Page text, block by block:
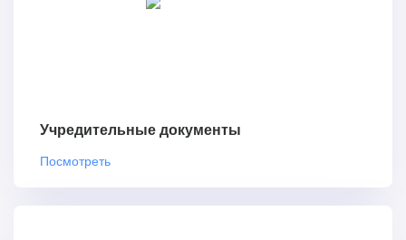
Учредительные документы
Посмотреть